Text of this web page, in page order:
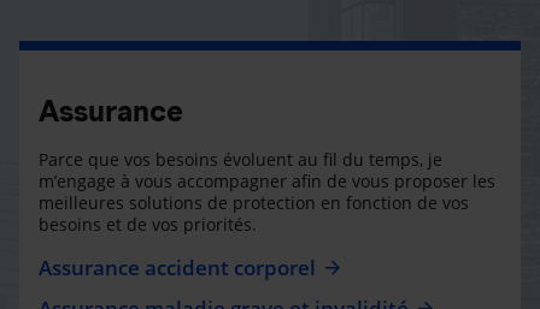
Assurance
Parce que vos besoins évoluent au fil du temps, je
m’engage à vous accompagner afin de vous proposer les
meilleures solutions de protection en fonction de vos
besoins et de vos priorités.
Assurance accident corporel